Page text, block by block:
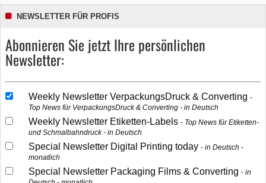
NEWSLETTER FÜR PROFIS
Abonnieren Sie jetzt Ihre persönlichen
Newsletter:
Weekly Newsletter VerpackungsDruck & Converting
Top News für VerpackungsDruck & Converting - in Deutsch
Weekly Newsletter Etiketten-Labels
Top News für Etiketten-
und Schmalbahndruck - in Deutsch
Special Newsletter Digital Printing today
in Deutsch -
monatlich
Special Newsletter Packaging Films & Converting
in